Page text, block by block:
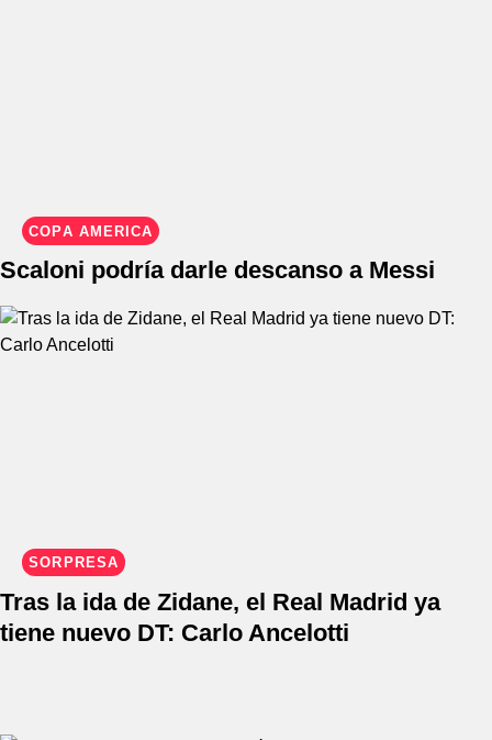
COPA AMÉRICA
Scaloni podría darle descanso a Messi
SORPRESA
Tras la ida de Zidane, el Real Madrid ya
tiene nuevo DT: Carlo Ancelotti